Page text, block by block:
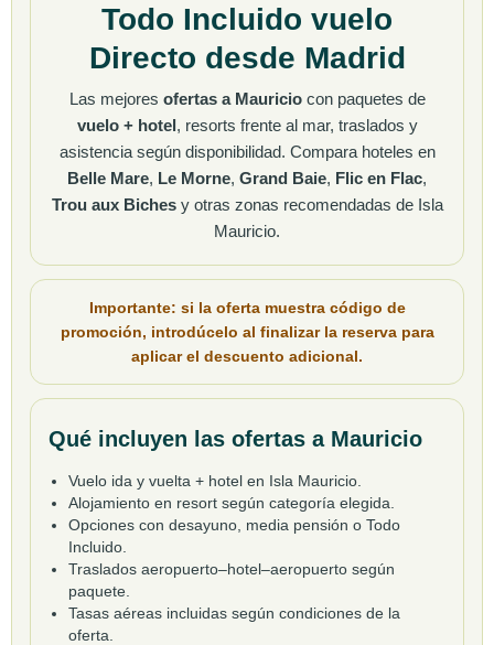
Todo Incluido vuelo
Directo desde Madrid
Las mejores ofertas a Mauriciocon paquetes de
vuelo + hotel, resorts frente al mar, traslados y
asistencia según disponibilidad. Compara hoteles en
Belle Mare, Le Morne, Grand Baie, Flic en Flac,
Trou aux Bichesy otras zonas recomendadas de Isla
Mauricio.
Importante: si la oferta muestra código de
promoción, introdúcelo al finalizar la reserva para
aplicar el descuento adicional.
Qué incluyen las ofertas a Mauricio
Vuelo ida y vuelta + hotel en Isla Mauricio.
Alojamiento en resort según categoría elegida.
Opciones con desayuno, media pensión o Todo
Incluido.
Traslados aeropuerto–hotel–aeropuerto según
paquete.
Tasas aéreas incluidas según condiciones de la
oferta.